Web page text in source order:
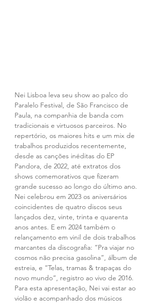
Nei Lisboa leva seu show ao palco do
Paralelo Festival, de São Francisco de
Paula, na companhia de banda com
tradicionais e virtuosos parceiros. No
repertório, os maiores hits e um mix de
trabalhos produzidos recentemente,
desde as canções inéditas do EP
Pandora, de 2022, até extratos dos
shows comemorativos que fizeram
grande sucesso ao longo do último ano.
Nei celebrou em 2023 os aniversários
coincidentes de quatro discos seus
lançados dez, vinte, trinta e quarenta
anos antes. E em 2024 também o
relançamento em vinil de dois trabalhos
marcantes da discografia: “Pra viajar no
cosmos não precisa gasolina”, álbum de
estreia, e “Telas, tramas & trapaças do
novo mundo”, registro ao vivo de 2016.
Para esta apresentação, Nei vai estar ao
violão e acompanhado dos músicos